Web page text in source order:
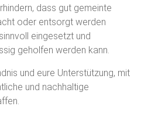
dass gut gemeinte
oder entsorgt werden
eingesetzt und
geholfen werden kann.
und eure Unterstützung, mit
und nachhaltige